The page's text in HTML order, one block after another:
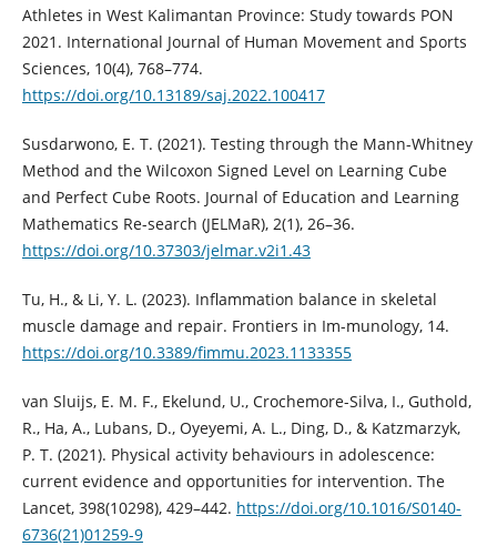
Athletes in West Kalimantan Province: Study towards PON
2021. International Journal of Human Movement and Sports
Sciences, 10(4), 768–774.
https://doi.org/10.13189/saj.2022.100417
Susdarwono, E. T. (2021). Testing through the Mann-Whitney
Method and the Wilcoxon Signed Level on Learning Cube
and Perfect Cube Roots. Journal of Education and Learning
Mathematics Re-search (JELMaR), 2(1), 26–36.
https://doi.org/10.37303/jelmar.v2i1.43
Tu, H., & Li, Y. L. (2023). Inflammation balance in skeletal
muscle damage and repair. Frontiers in Im-munology, 14.
https://doi.org/10.3389/fimmu.2023.1133355
van Sluijs, E. M. F., Ekelund, U., Crochemore-Silva, I., Guthold,
R., Ha, A., Lubans, D., Oyeyemi, A. L., Ding, D., & Katzmarzyk,
P. T. (2021). Physical activity behaviours in adolescence:
current evidence and opportunities for intervention. The
Lancet, 398(10298), 429–442. https://doi.org/10.1016/S0140-
6736(21)01259-9